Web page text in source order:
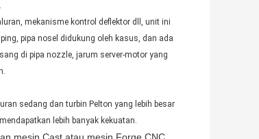
mekanisme kontrol deflektor dll, unit ini
pipa nosel didukung oleh kasus, dan ada
di pipa nozzle, jarum server-motor yang
sedang dan turbin Pelton yang lebih besar
lebih banyak kekuatan.